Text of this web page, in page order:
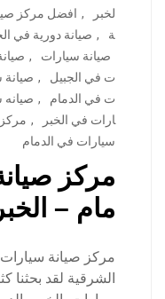
لخبر
, افضل مركز
ة
, صيانة دورية في
صيانة سيارات
,
ت في الجبيل
, صيانة
ت في الدمام
, صيانه
ارات في الخبر
,
سيارات في الدمام
مركز
مام – الخبر
مركز صيانة سيارات
الشرقية لقد بحثنا